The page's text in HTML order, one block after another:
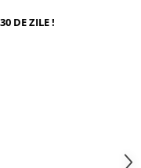
DE ZILE !